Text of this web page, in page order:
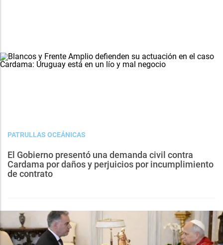
PATRULLAS OCEÁNICAS
El Gobierno presentó una demanda civil contra
Cardama por daños y perjuicios por incumplimiento
de contrato